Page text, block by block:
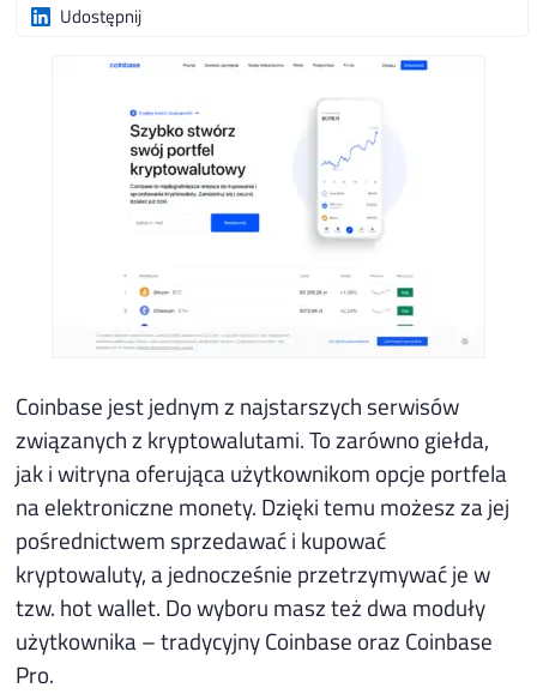
Udostępnij
Coinbase jest jednym z najstarszych serwisów
związanych z kryptowalutami. To zarówno giełda,
jak i witryna oferująca użytkownikom opcje portfela
na elektroniczne monety. Dzięki temu możesz za jej
pośrednictwem sprzedawać i kupować
kryptowaluty, a jednocześnie przetrzymywać je w
tzw. hot wallet. Do wyboru masz też dwa moduły
użytkownika – tradycyjny Coinbase oraz Coinbase
Pro.